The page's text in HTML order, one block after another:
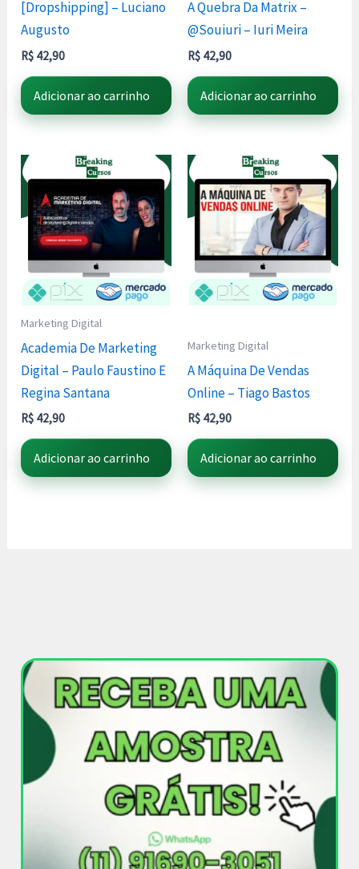
[Dropshipping] – Luciano
Augusto
R$ 42,90
Adicionar ao carrinho
A Quebra Da Matrix –
@Souiuri – Iuri Meira
R$ 42,90
Adicionar ao carrinho
Marketing Digital
Academia De Marketing
Digital – Paulo Faustino E
Regina Santana
R$ 42,90
Adicionar ao carrinho
Marketing Digital
A Máquina De Vendas
Online – Tiago Bastos
R$ 42,90
Adicionar ao carrinho